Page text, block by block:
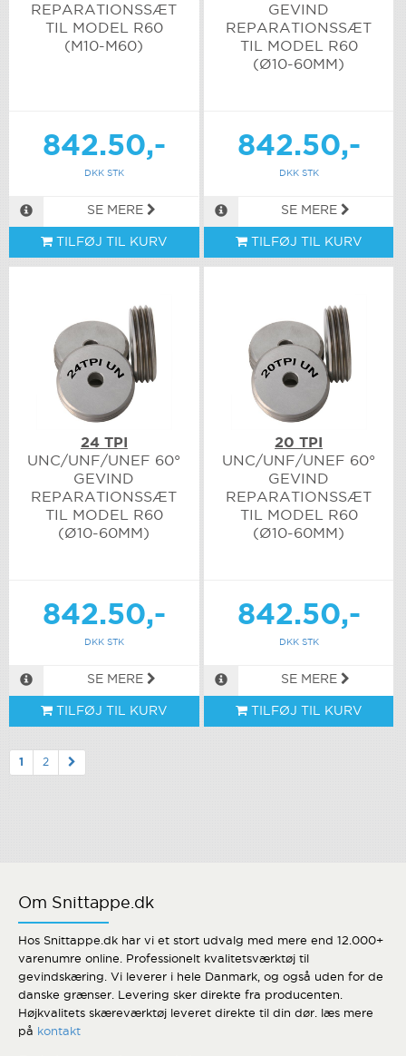
REPARATIONSSÆT
TIL MODEL R60
(M10-M60)
842.50,-
DKK STK
SE MERE
TILFØJ TIL KURV
GEVIND
REPARATIONSSÆT
TIL MODEL R60
(Ø10-60MM)
842.50,-
DKK STK
SE MERE
TILFØJ TIL KURV
24 TPI
UNC/UNF/UNEF 60°
GEVIND
REPARATIONSSÆT
TIL MODEL R60
(Ø10-60MM)
842.50,-
DKK STK
SE MERE
TILFØJ TIL KURV
20 TPI
UNC/UNF/UNEF 60°
GEVIND
REPARATIONSSÆT
TIL MODEL R60
(Ø10-60MM)
842.50,-
DKK STK
SE MERE
TILFØJ TIL KURV
1 2
Om Snittappe.dk
Hos Snittappe.dk har vi et stort udvalg med mere end 12.000+
varenumre online. Professionelt kvalitetsværktøj til
gevindskæring. Vi leverer i hele Danmark, og også uden for de
danske grænser. Levering sker direkte fra producenten.
Højkvalitets skæreværktøj leveret direkte til din dør. læs mere
på
kontakt